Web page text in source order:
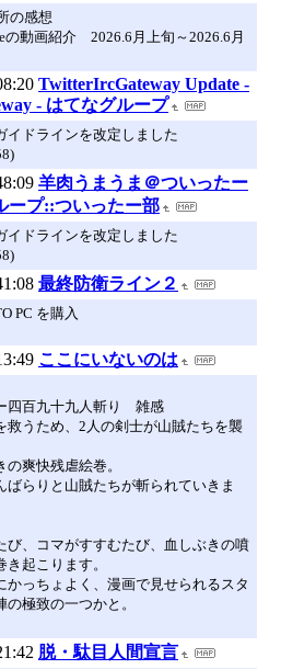
の感想
の動画紹介 2026.6月上旬～2026.6月
TwitterIrcGateway Update -
- はてなグループ
イドラインを改定しました
羊肉うまうま＠ついったー
ープ::ついったー部
イドラインを改定しました
最終防衛ライン２
PC を購入
ここにいないのは
四百九十九人斬り 雑感
救うため、2人の剣士が山賊たちを襲
爽快残虐絵巻。
ばらりと山賊たちが斬られていきま
び、コマがすすむたび、血しぶきの噴
起こります。
かっちょよく、漫画で見せられるスタ
極致の一つかと。
脱・駄目人間宣言